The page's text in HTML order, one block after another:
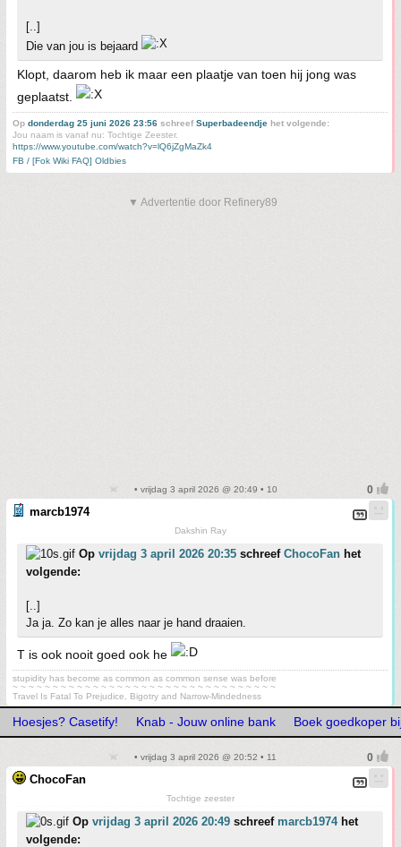
[..]
Die van jou is bejaard
Klopt, daarom heb ik maar een plaatje van toen hij jong was
geplaatst.
Op donderdag 25 juni 2026 23:56 schreefSuperbadeendje het volgende:
Jou naam is vanaf nu: Tochtige Zeester.
https://www.youtube.com/watch?v=lQ6jZgMaZk4
FB / [Fok Wiki FAQ] Oldbies
▼ Advertentie door Refinery89
• vrijdag 3 april 2026 @ 20:49 • 10
marcb1974
Dakshin Ray
Op vrijdag 3 april 2026 20:35 schreef ChocoFan het
volgende:
[..]
Ja ja. Zo kan je alles naar je hand draaien.
T is ook nooit goed ook he
stupidity has become as common as common sense was before
~ ~ ~ ~ ~ ~ ~ ~ ~ ~ ~ ~ ~ ~ ~ ~ ~ ~ ~ ~ ~ ~ ~ ~ ~ ~ ~ ~ ~ ~ ~ ~ ~
Travel Is Fatal To Prejudice, Bigotry and Narrow-Mindedness
Hoesjes? Casetify! Knab - Jouw online bank Boek goedkoper
• vrijdag 3 april 2026 @ 20:52 • 11
ChocoFan
Tochtige zeester
Op vrijdag 3 april 2026 20:49 schreef marcb1974het
volgende: